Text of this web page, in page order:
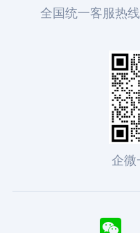
全国统一客服热
企微
